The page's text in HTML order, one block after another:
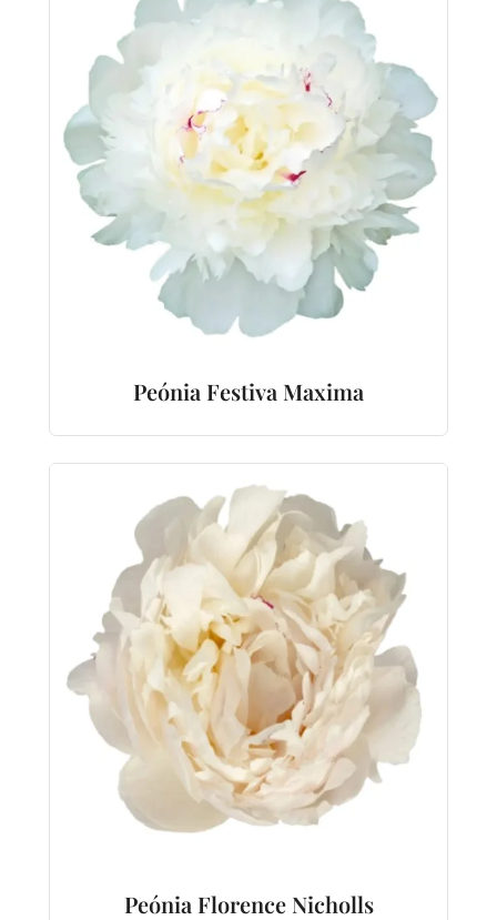
Peónia Festiva Maxima
Peónia Florence Nicholls